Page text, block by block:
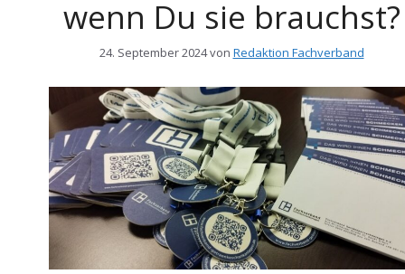
wenn Du sie brauchst?
24. September 2024von Redaktion Fachverband